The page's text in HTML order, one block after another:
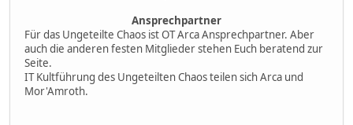
Ansprechpartner
Für das Ungeteilte Chaos ist OT Arca Ansprechpartner. Aber
auch die anderen festen Mitglieder stehen Euch beratend zur
Seite.
IT Kultführung des Ungeteilten Chaos teilen sich Arca und
Mor'Amroth.